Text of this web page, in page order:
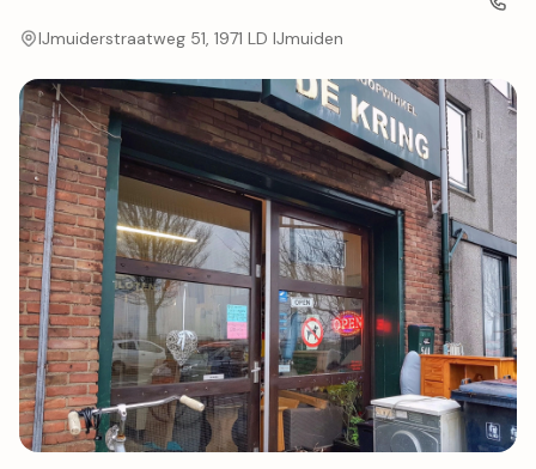
IJmuiderstraatweg 51, 1971 LD IJmuiden